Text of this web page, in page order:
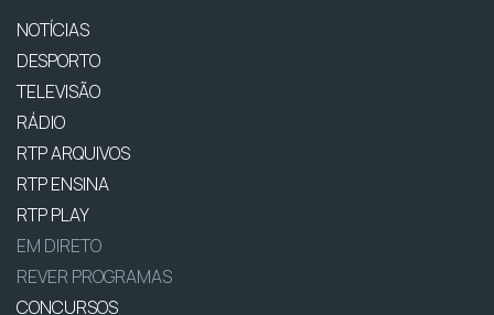
NOTÍCIAS
DESPORTO
TELEVISÃO
RÁDIO
RTP ARQUIVOS
RTP ENSINA
RTP PLAY
EM DIRETO
REVER PROGRAMAS
CONCURSOS